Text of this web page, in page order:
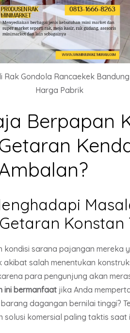
Rak Gondola Rancaekek Bandung
Harga Pabrik
Berpapan
Konstan
sarana pajangan mereka
salah menentukan
para pengunjung akan
ini bermanfaatjika Anda
dagangan bernilai tinggi?
komersial paling taktis saat